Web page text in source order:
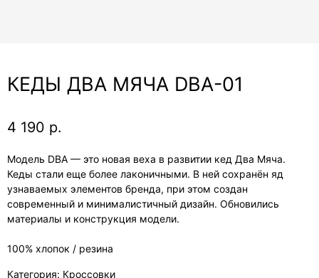
КЕДЫ ДВА МЯЧА DBA-01
4 190 р.
Модель DBA — это новая веха в развитии кед Два Мяча.
Кеды стали еще более лаконичными. В ней сохранён яд
узнаваемых элементов бренда, при этом создан
современный и минималистичный дизайн. Обновились
материалы и конструкция модели.
100% хлопок / резина
Категория: Кроссовки